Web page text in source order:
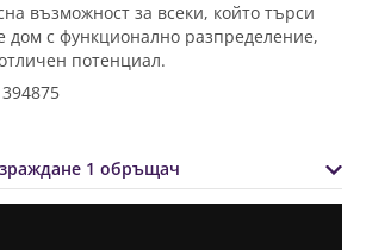
възможност за всеки, който търси
дом с функционално разпределение,
потенциал.
1 обръщач